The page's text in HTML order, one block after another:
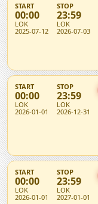
START
00:00
LOK
2025-07-12
STOP
23:59
LOK
2026-07-03
START
00:00
LOK
2026-01-01
STOP
23:59
LOK
2026-12-31
START
00:00
LOK
2026-01-01
STOP
23:59
LOK
2027-01-01